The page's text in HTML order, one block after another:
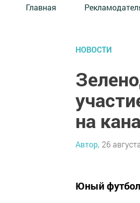
Главная
НОВОСТИ
на
Автор, 26
Юный